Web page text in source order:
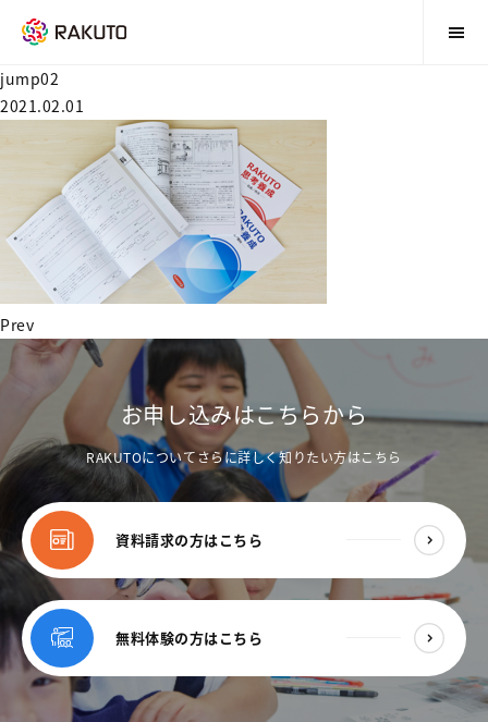
jump02
2021.02.01
Prev
お申し込みはこちらから
RAKUTOについてさらに詳しく知りたい方はこちら
資料請求の方はこちら
無料体験の方はこちら